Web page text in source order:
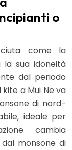
o
come la
sua idoneità
dal periodo
a Mui Ne va
di nord-
ideale per
cambia
monsone di